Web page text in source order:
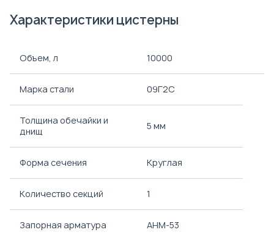
Характеристики цистерны
Объем, л 10000
Марка стали 09Г2С
Толщина обечайки и
днищ
5 мм
Форма сечения Круглая
Количество секций 1
Запорная арматура АНМ-53